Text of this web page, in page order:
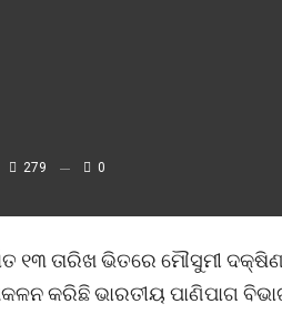
279 0
୧୩ ତାରିଖ ଭିତରେ ମୌସୁମୀ
କରିଛି ଭାରତୀୟ ପାଣିପାଗ